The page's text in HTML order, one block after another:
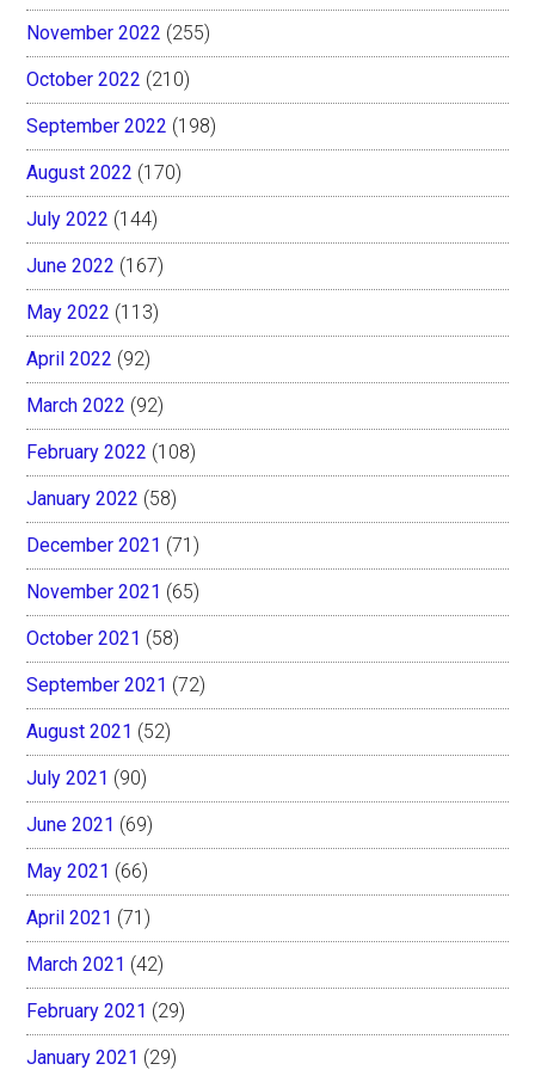
November 2022 (255)
October 2022 (210)
September 2022 (198)
August 2022 (170)
July 2022 (144)
June 2022 (167)
May 2022 (113)
April 2022 (92)
March 2022 (92)
February 2022 (108)
January 2022 (58)
December 2021 (71)
November 2021 (65)
October 2021 (58)
September 2021 (72)
August 2021 (52)
July 2021 (90)
June 2021 (69)
May 2021 (66)
April 2021 (71)
March 2021 (42)
February 2021 (29)
January 2021 (29)